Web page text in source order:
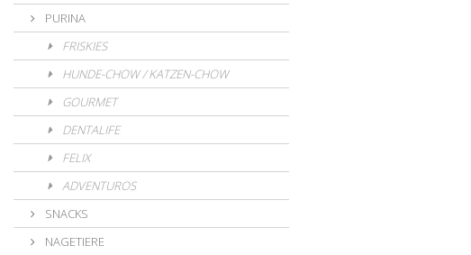
PURINA
FRISKIES
HUNDE-CHOW / KATZEN-CHOW
GOURMET
DENTALIFE
FELIX
ADVENTUROS
SNACKS
NAGETIERE